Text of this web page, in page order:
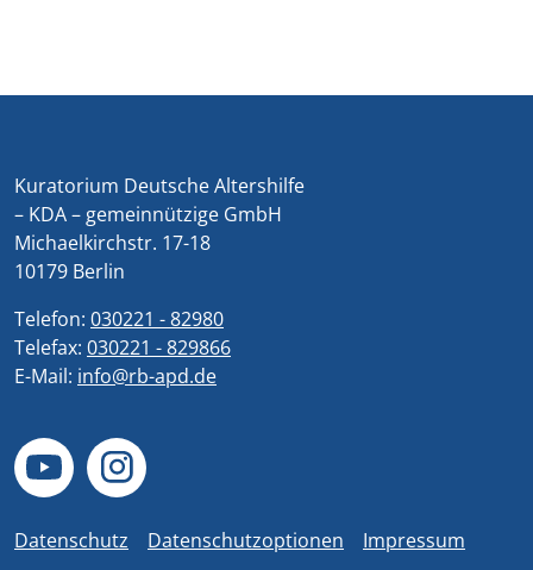
Kuratorium Deutsche Altershilfe
– KDA – gemeinnützige GmbH
Michaelkirchstr. 17-18
10179 Berlin
Telefon: 030221 - 82980
Telefax: 030221 - 829866
E-Mail: info@rb-apd.de
Datenschutz Datenschutzoptionen Impressum